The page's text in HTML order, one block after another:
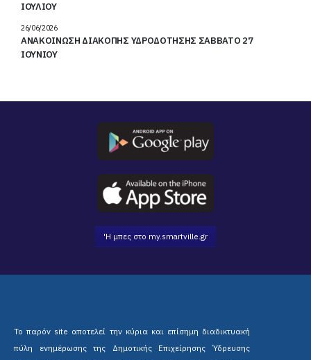
ΙΟΥΛΙΟΥ
ΑΝΑΚΟΙΝΩΣΗ ΔΙΑΚΟΠΗΣ ΥΔΡΟΔΟΤΗΣΗΣ ΣΑΒΒΑΤΟ 27
ΙΟΥΝΙΟΥ
26/06/2026
'Η μπες στο my.smartville.gr
Το παρόν site αποτελεί την κύρια και επίσημη διαδικτυακή
πύλη ενημέρωσης της Δημοτικής Επιχείρησης Ύδρευσης